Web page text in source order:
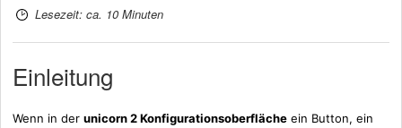
Lesezeit: ca. 10 Minuten
Einleitung
Wenn in der unicorn 2 Konfigurationsoberfläche ein Button, ein